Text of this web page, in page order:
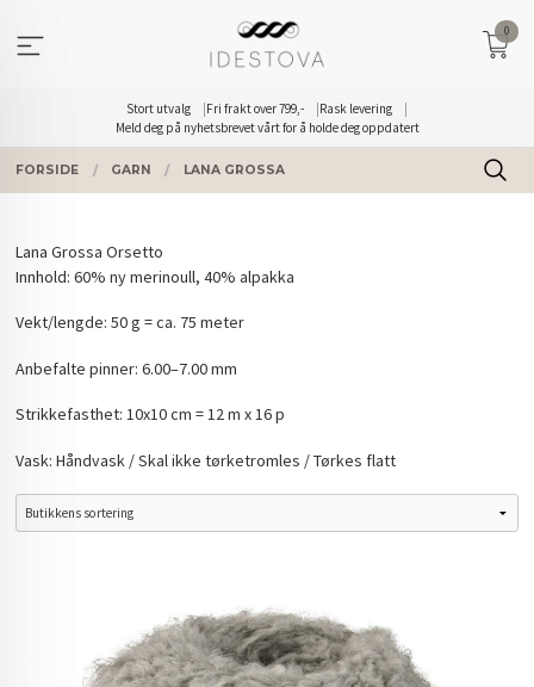
innholdet
Stort utvalg Fri frakt over 799,-
Rask levering
Meld deg på nyhetsbrevet vårt for å holde deg oppdatert
0
FORSIDE GARN LANA GROSSA
Lana Grossa Orsetto
Innhold: 60% ny merinoull, 40% alpakka
Vekt/lengde: 50 g = ca. 75 meter
Anbefalte pinner: 6.00–7.00 mm
Strikkefasthet: 10x10 cm = 12 m x 16 p
Vask: Håndvask / Skal ikke tørketromles / Tørkes flatt